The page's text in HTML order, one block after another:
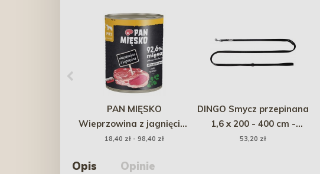
PAN MIĘSKO
Wieprzowina z jagnięciną
800g
18,40 zł - 98,40 zł
DINGO Smycz przepinana
1,6 x 200 - 400 cm -
czarny
53,20 zł
Opis Opinie